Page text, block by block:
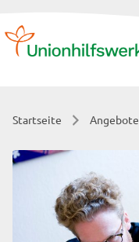
Skip
Startseite Angebote